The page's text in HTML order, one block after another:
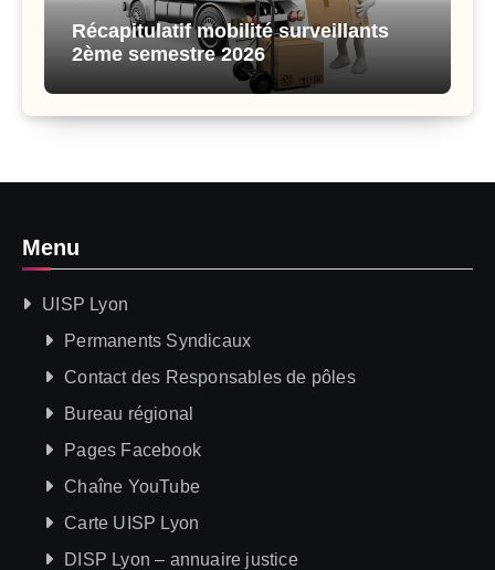
Récapitulatif mobilité surveillants
2ème semestre 2026
Menu
UISP Lyon
Permanents Syndicaux
Contact des Responsables de pôles
Bureau régional
Pages Facebook
Chaîne YouTube
Carte UISP Lyon
DISP Lyon – annuaire justice